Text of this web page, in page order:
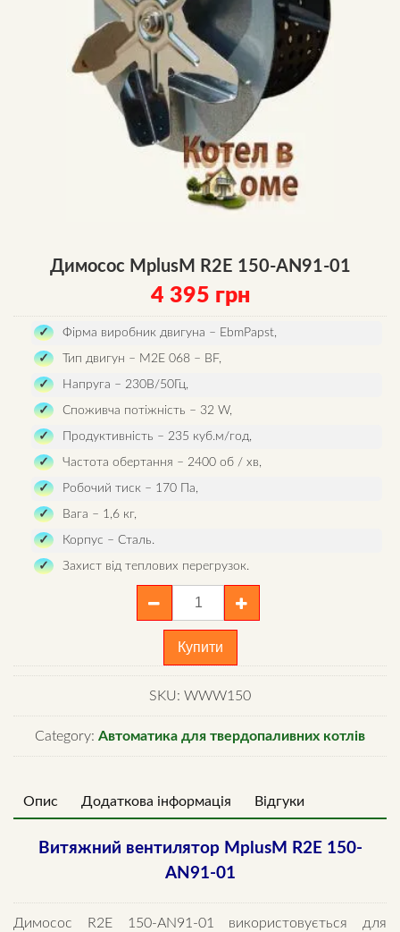
Димосос MplusM R2E 150-AN91-01
4 395 грн
Фірма виробник двигуна – EbmPapst,
Тип двигун – M2E 068 – BF,
Напруга – 230В/50Гц,
Споживча потіжність – 32 W,
Продуктивність – 235 куб.м/год,
Частота обертання – 2400 об / хв,
Робочий тиск – 170 Пa,
Вага – 1,6 кг,
Корпус – Сталь.
Захист від теплових перегрузок.
AN91-
01
Купити
SKU: WWW150
Category: Автоматика для твердопаливних котлів
Опис Додаткова інформація Відгуки
Витяжний вентилятор MplusM R2E 150-
AN91-01
Димосос R2E 150-AN91-01 використовується для